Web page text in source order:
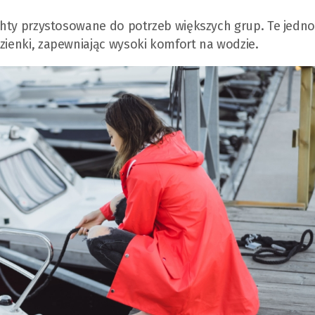
przystosowane do potrzeb większych grup. Te
zapewniając wysoki komfort na wodzie.